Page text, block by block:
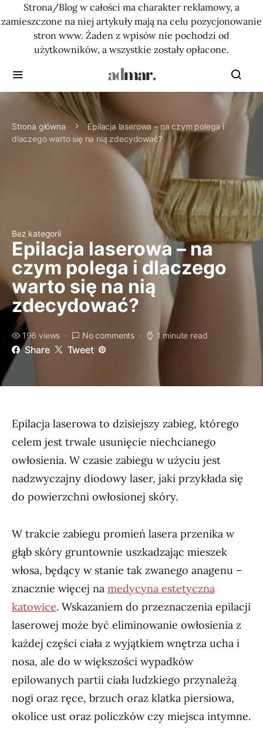
Strona/Blog w całości ma charakter reklamowy, a
zamieszczone na niej artykuły mają na celu pozycjonowanie
stron www. Żaden z wpisów nie pochodzi od
użytkowników, a wszystkie zostały opłacone.
Strona główna
Epilacja laserowa – na czym polega i
dlaczego warto się na nią zdecydować?
Bez kategorii
Epilacja laserowa – na
czym polega i dlaczego
warto się na nią
zdecydować?
196 views No comments 1 minute read
Share Tweet
Epilacja laserowa to dzisiejszy zabieg, którego
celem jest trwale usunięcie niechcianego
owłosienia. W czasie zabiegu w użyciu jest
nadzwyczajny diodowy laser, jaki przykłada się
do powierzchni owłosionej skóry.
W trakcie zabiegu promień lasera przenika w
głąb skóry gruntownie uszkadzając mieszek
włosa, będący w stanie tak zwanego anagenu –
znacznie więcej na medycyna estetyczna
katowice. Wskazaniem do przeznaczenia epilacji
laserowej może być eliminowanie owłosienia z
każdej części ciała z wyjątkiem wnętrza ucha i
nosa, ale do w większości wypadków
epilowanych partii ciała ludzkiego przynależą
nogi oraz ręce, brzuch oraz klatka piersiowa,
okolice ust oraz policzków czy miejsca intymne.